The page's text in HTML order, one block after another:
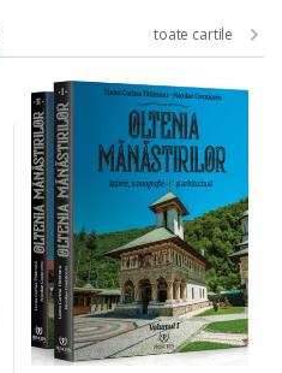
toate cartile